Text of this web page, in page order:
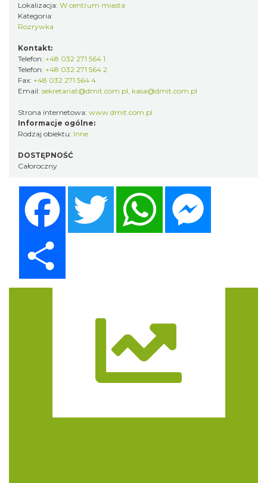
Lokalizacja: W centrum miasta
Kategoria:
Rozrywka
Kontakt:
Telefon: +48 032 271 564 1
Telefon: +48 032 271 564 2
Fax: +48 032 271 564 4
Email: sekretariat@dmit.com.pl, kasa@dmit.com.pl
Strona internetowa: www.dmit.com.pl
Informacje ogólne:
Rodzaj obiektu: Inne
DOSTĘPNOŚĆ
Całoroczny
Twitter WhatsApp